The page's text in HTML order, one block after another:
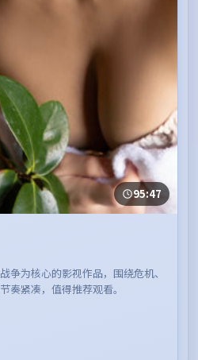
95:47
为核心的影视作品，围绕危机、
奏紧凑，值得推荐观看。